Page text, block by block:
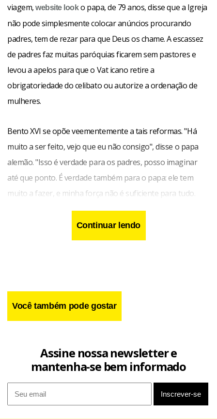
viagem,website looko papa, de 79 anos, disse que a Igreja
não pode simplesmente colocar anúncios procurando
padres, tem de rezar para que Deus os chame. A escassez
de padres faz muitas paróquias ficarem sem pastores e
levou a apelos para que o Vat icano retire a
obrigatoriedade do celibato ou autorize a ordenação de
mulheres.
Bento XVI se opõe veementemente a tais reformas. "Há
muito a ser feito, vejo que eu não consigo", disse o papa
alemão. "Isso é verdade para os padres, posso imaginar
até que ponto. É verdade também para o papa: ele tem
muito a fazer, e minha força não é suficiente para tudo.
Então preciso aprender a fazer o que posso e deixar o
resto para Deus e meus colegas".
Continuar lendo
Você também pode gostar
Assine nossa newsletter e
mantenha-se bem informado